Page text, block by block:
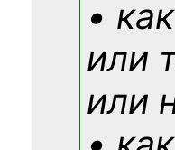
•
или
или